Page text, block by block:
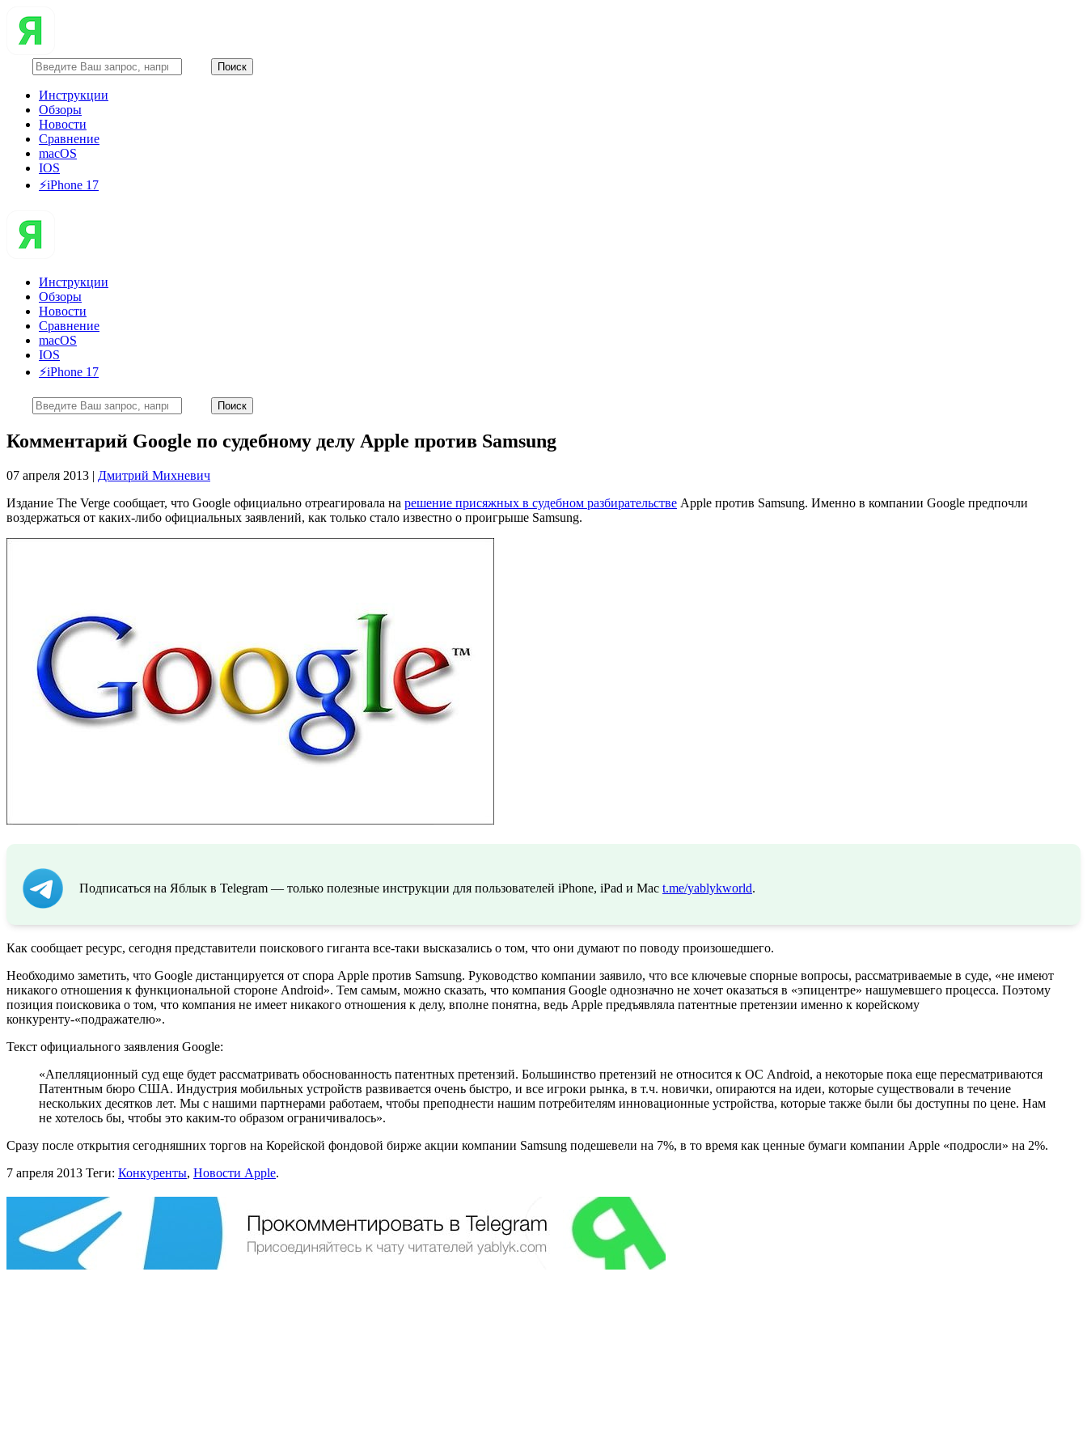
Инструкции
Обзоры
Новости
Сравнение
macOS
IOS
⚡️iPhone 17
Инструкции
Обзоры
Новости
Сравнение
macOS
IOS
⚡️iPhone 17
Комментарий Google по судебному делу Apple против Samsung
07 апреля 2013 | Дмитрий Михневич
Издание The Verge сообщает, что Google официально отреагировала на решение присяжных в судебном разбирательстве Apple против Samsung. Именно в компании Google предпочли
воздержаться от каких-либо официальных заявлений, как только стало известно о проигрыше Samsung.
Подписаться на Яблык в Telegram — только полезные инструкции для пользователей iPhone, iPad и Mac t.me/yablykworld.
Как сообщает ресурс, сегодня представители поискового гиганта все-таки высказались о том, что они думают по поводу произошедшего.
Необходимо заметить, что Google дистанцируется от спора Apple против Samsung. Руководство компании заявило, что все ключевые спорные вопросы, рассматриваемые в суде, «не имеют
никакого отношения к функциональной стороне Android». Тем самым, можно сказать, что компания Google однозначно не хочет оказаться в «эпицентре» нашумевшего процесса. Поэтому
позиция поисковика о том, что компания не имеет никакого отношения к делу, вполне понятна, ведь Apple предъявляла патентные претензии именно к корейскому
конкуренту-«подражателю».
Текст официального заявления Google:
«Апелляционный суд еще будет рассматривать обоснованность патентных претензий. Большинство претензий не относится к ОС Android, а некоторые пока еще пересматриваются
Патентным бюро США. Индустрия мобильных устройств развивается очень быстро, и все игроки рынка, в т.ч. новички, опираются на идеи, которые существовали в течение
нескольких десятков лет. Мы с нашими партнерами работаем, чтобы преподнести нашим потребителям инновационные устройства, которые также были бы доступны по цене. Нам
не хотелось бы, чтобы это каким-то образом ограничивалось».
Сразу после открытия сегодняшних торгов на Корейской фондовой бирже акции компании Samsung подешевели на 7%, в то время как ценные бумаги компании Apple «подросли» на 2%.
7 апреля 2013 Теги: Конкуренты, Новости Apple.